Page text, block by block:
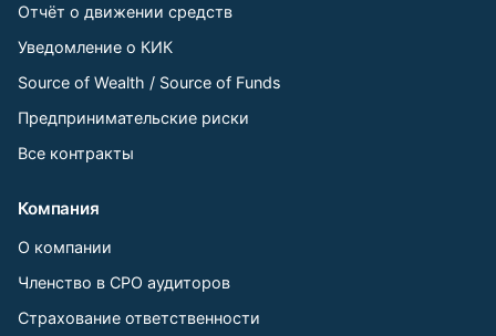
Отчёт о движении средств
Уведомление о КИК
Source of Wealth / Source of Funds
Предпринимательские риски
Все контракты
Компания
О компании
Членство в СРО аудиторов
Страхование ответственности